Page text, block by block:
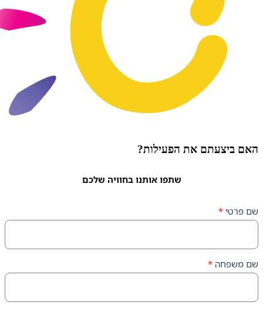
את הפעילות?
שתפו אותנו בחוויה שלכם
*